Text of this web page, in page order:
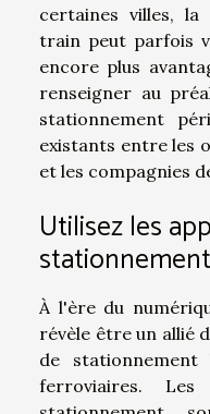
certaines villes,
train peut parfois
encore plus
renseigner au
stationnement
existants entre les
et les compagnies
Utilisez les
stationnement
À l'ère du
révèle être un allié
de stationnement
ferroviaires. Les